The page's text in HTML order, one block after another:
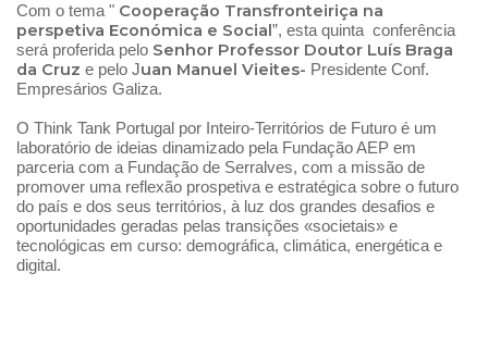
Com o tema " Cooperação Transfronteiriça na
perspetiva Económica e Social”, esta quinta conferência
será proferida pelo Senhor Professor Doutor Luís Braga
da Cruz e pelo Juan Manuel Vieites- Presidente Conf.
Empresários Galiza.
O Think Tank Portugal por Inteiro-Territórios de Futuro é um
laboratório de ideias dinamizado pela Fundação AEP em
parceria com a Fundação de Serralves, com a missão de
promover uma reflexão prospetiva e estratégica sobre o futuro
do país e dos seus territórios, à luz dos grandes desafios e
oportunidades geradas pelas transições «societais» e
tecnológicas em curso: demográfica, climática, energética e
digital.